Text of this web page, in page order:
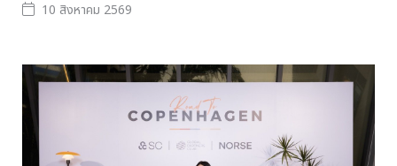
10 สิงหาคม 2569